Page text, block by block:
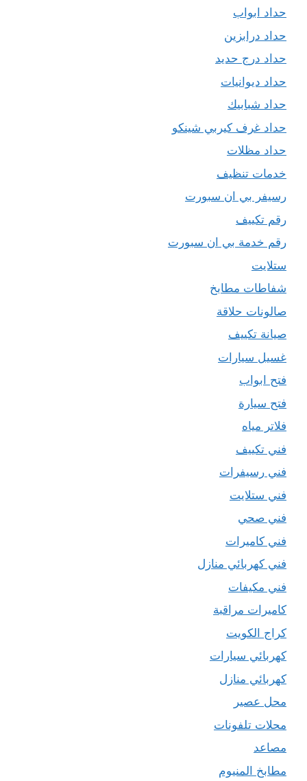
حداد ابواب
حداد درابزين
حداد درج حديد
حداد ديوانيات
حداد شبابيك
حداد غرف كيربي شينكو
حداد مظلات
خدمات تنظيف
رسيفر بي ان سبورت
رقم تكييف
رقم خدمة بي ان سبورت
ستلايت
شفاطات مطابخ
صالونات حلاقة
صيانة تكييف
غسيل سيارات
فتح ابواب
فتح سيارة
فلاتر مياه
فني تكييف
فني رسيفرات
فني ستلايت
فني صحي
فني كاميرات
فني كهربائي منازل
فني مكيفات
كاميرات مراقبة
كراج الكويت
كهربائي سيارات
كهربائي منازل
محل عصير
محلات تلفونات
مصاعد
مطابخ المنيوم